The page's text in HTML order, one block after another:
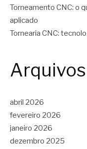
Torneamento CNC: o
aplicado
Tornearia CNC:
Arquivos
abril 2026
fevereiro 2026
janeiro 2026
dezembro 2025